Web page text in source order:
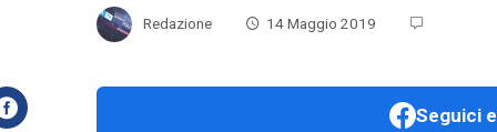
Redazione 14 Maggio 2019
Seguici